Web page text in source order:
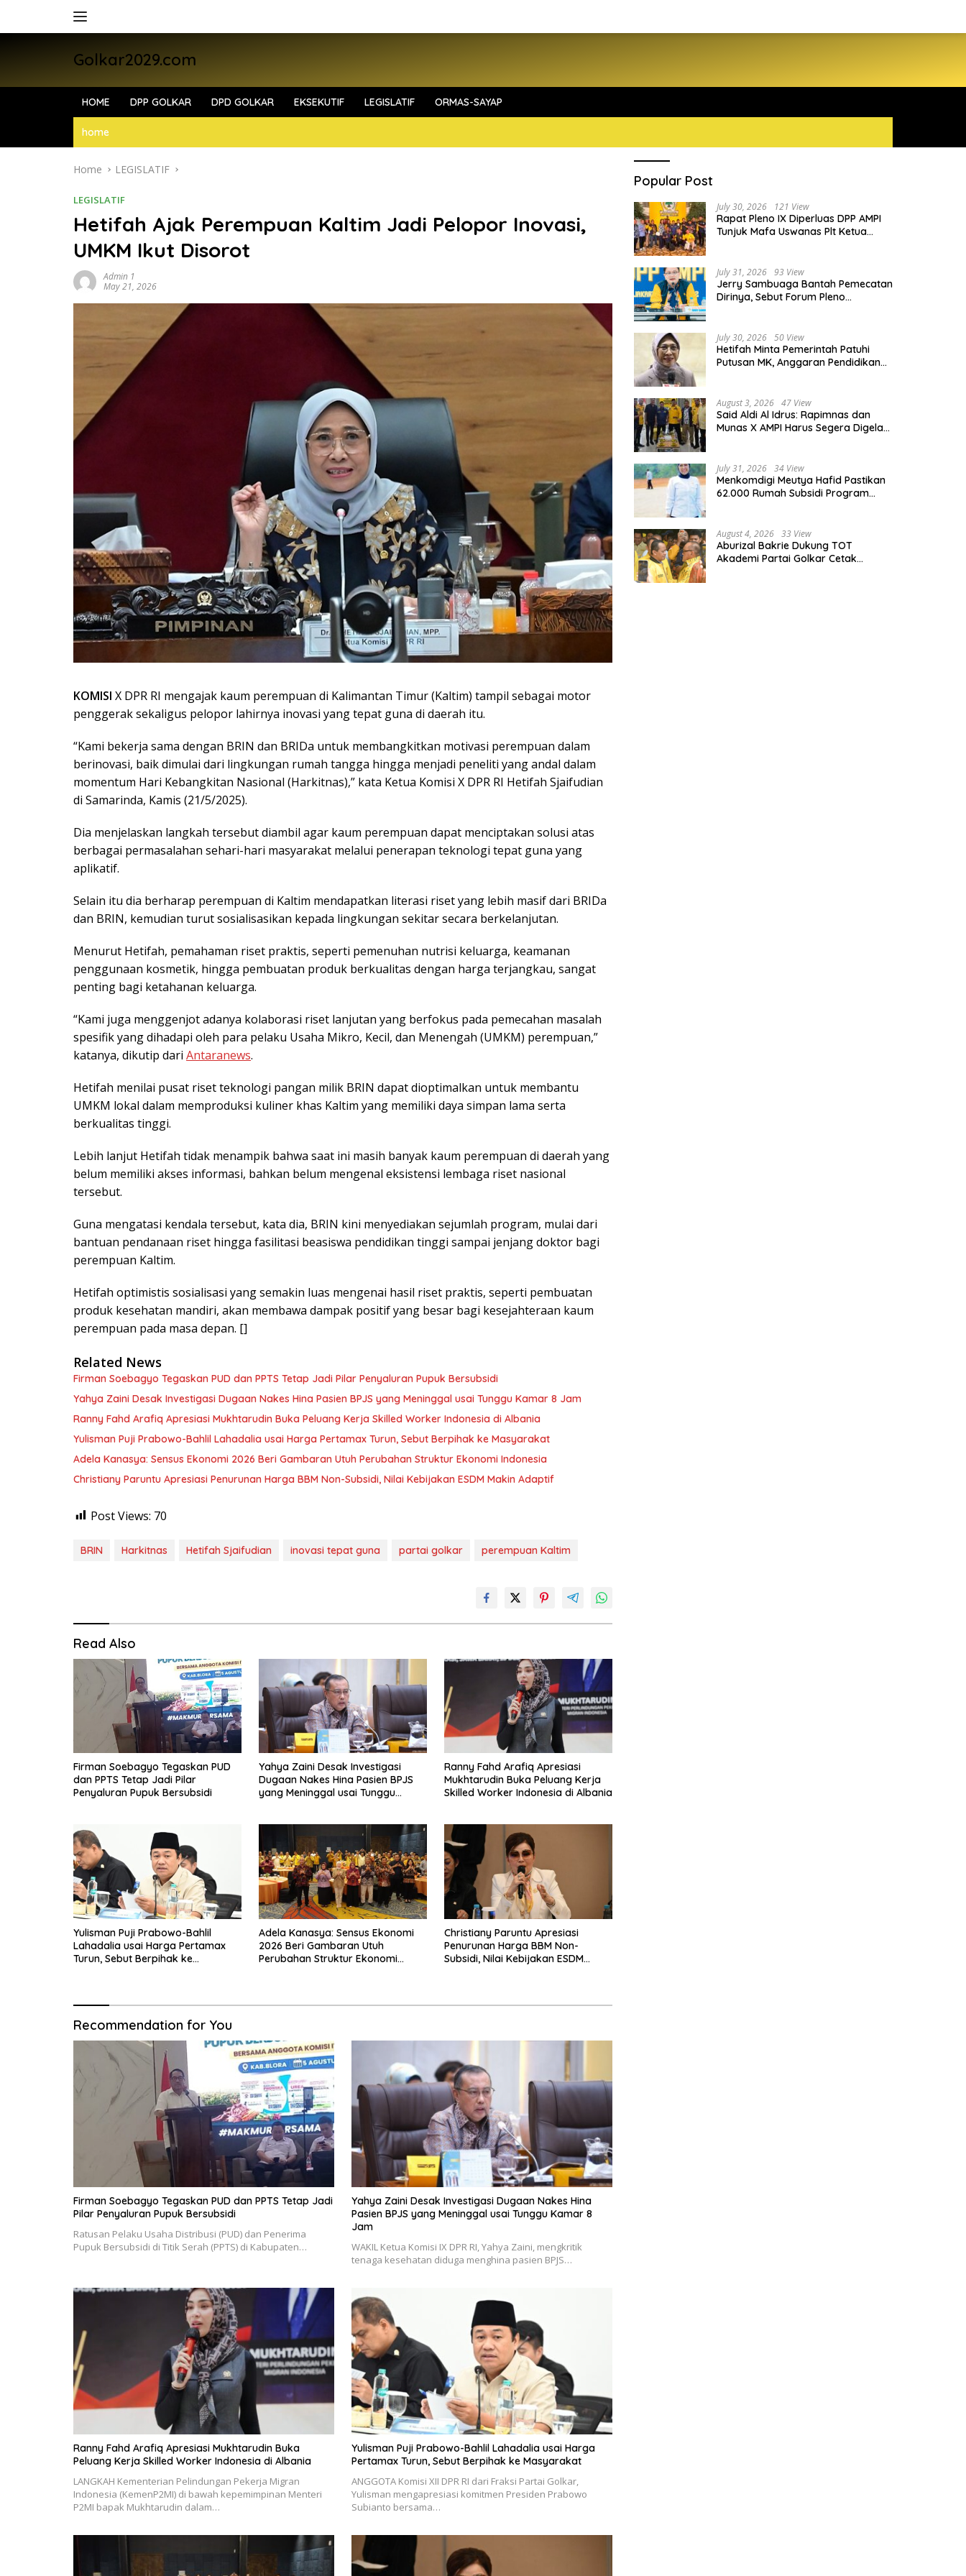
Golkar2029.com
HOME DPP GOLKAR DPD GOLKAR EKSEKUTIF LEGISLATIF ORMAS-SAYAP
home
Home LEGISLATIF
LEGISLATIF
Hetifah Ajak Perempuan Kaltim Jadi Pelopor Inovasi,
UMKM Ikut Disorot
Admin 1
May 21, 2026
KOMISI X DPR RI mengajak kaum perempuan di Kalimantan Timur (Kaltim) tampil sebagai motor
penggerak sekaligus pelopor lahirnya inovasi yang tepat guna di daerah itu.
“Kami bekerja sama dengan BRIN dan BRIDa untuk membangkitkan motivasi perempuan dalam
berinovasi, baik dimulai dari lingkungan rumah tangga hingga menjadi peneliti yang andal dalam
momentum Hari Kebangkitan Nasional (Harkitnas),” kata Ketua Komisi X DPR RI Hetifah Sjaifudian
di Samarinda, Kamis (21/5/2025).
Dia menjelaskan langkah tersebut diambil agar kaum perempuan dapat menciptakan solusi atas
berbagai permasalahan sehari-hari masyarakat melalui penerapan teknologi tepat guna yang
aplikatif.
Selain itu dia berharap perempuan di Kaltim mendapatkan literasi riset yang lebih masif dari BRIDa
dan BRIN, kemudian turut sosialisasikan kepada lingkungan sekitar secara berkelanjutan.
Menurut Hetifah, pemahaman riset praktis, seperti pemenuhan nutrisi keluarga, keamanan
penggunaan kosmetik, hingga pembuatan produk berkualitas dengan harga terjangkau, sangat
penting bagi ketahanan keluarga.
“Kami juga menggenjot adanya kolaborasi riset lanjutan yang berfokus pada pemecahan masalah
spesifik yang dihadapi oleh para pelaku Usaha Mikro, Kecil, dan Menengah (UMKM) perempuan,”
katanya, dikutip dari Antaranews.
Hetifah menilai pusat riset teknologi pangan milik BRIN dapat dioptimalkan untuk membantu
UMKM lokal dalam memproduksi kuliner khas Kaltim yang memiliki daya simpan lama serta
berkualitas tinggi.
Lebih lanjut Hetifah tidak menampik bahwa saat ini masih banyak kaum perempuan di daerah yang
belum memiliki akses informasi, bahkan belum mengenal eksistensi lembaga riset nasional
tersebut.
Guna mengatasi kendala tersebut, kata dia, BRIN kini menyediakan sejumlah program, mulai dari
bantuan pendanaan riset hingga fasilitasi beasiswa pendidikan tinggi sampai jenjang doktor bagi
perempuan Kaltim.
Hetifah optimistis sosialisasi yang semakin luas mengenai hasil riset praktis, seperti pembuatan
produk kesehatan mandiri, akan membawa dampak positif yang besar bagi kesejahteraan kaum
perempuan pada masa depan. []
Related News
Firman Soebagyo Tegaskan PUD dan PPTS Tetap Jadi Pilar Penyaluran Pupuk Bersubsidi
Yahya Zaini Desak Investigasi Dugaan Nakes Hina Pasien BPJS yang Meninggal usai Tunggu Kamar 8 Jam
Ranny Fahd Arafiq Apresiasi Mukhtarudin Buka Peluang Kerja Skilled Worker Indonesia di Albania
Yulisman Puji Prabowo-Bahlil Lahadalia usai Harga Pertamax Turun, Sebut Berpihak ke Masyarakat
Adela Kanasya: Sensus Ekonomi 2026 Beri Gambaran Utuh Perubahan Struktur Ekonomi Indonesia
Christiany Paruntu Apresiasi Penurunan Harga BBM Non-Subsidi, Nilai Kebijakan ESDM Makin Adaptif
Post Views: 70
BRIN Harkitnas Hetifah Sjaifudian inovasi tepat guna partai golkar perempuan Kaltim
Read Also
Firman Soebagyo Tegaskan PUD
dan PPTS Tetap Jadi Pilar
Penyaluran Pupuk Bersubsidi
Yahya Zaini Desak Investigasi
Dugaan Nakes Hina Pasien BPJS
yang Meninggal usai Tunggu
Ranny Fahd Arafiq Apresiasi
Mukhtarudin Buka Peluang Kerja
Skilled Worker Indonesia di Albania
Yulisman Puji Prabowo-Bahlil
Lahadalia usai Harga Pertamax
Turun, Sebut Berpihak ke
Adela Kanasya: Sensus Ekonomi
2026 Beri Gambaran Utuh
Perubahan Struktur Ekonomi
Christiany Paruntu Apresiasi
Penurunan Harga BBM Non-
Subsidi, Nilai Kebijakan ESDM
Recommendation for You
Firman Soebagyo Tegaskan PUD dan PPTS Tetap Jadi
Pilar Penyaluran Pupuk Bersubsidi
Ratusan Pelaku Usaha Distribusi (PUD) dan Penerima
Pupuk Bersubsidi di Titik Serah (PPTS) di Kabupaten…
Yahya Zaini Desak Investigasi Dugaan Nakes Hina
Pasien BPJS yang Meninggal usai Tunggu Kamar 8
Jam
WAKIL Ketua Komisi IX DPR RI, Yahya Zaini, mengkritik
tenaga kesehatan diduga menghina pasien BPJS…
Ranny Fahd Arafiq Apresiasi Mukhtarudin Buka
Peluang Kerja Skilled Worker Indonesia di Albania
LANGKAH Kementerian Pelindungan Pekerja Migran
Indonesia (KemenP2MI) di bawah kepemimpinan Menteri
P2MI bapak Mukhtarudin dalam…
Yulisman Puji Prabowo-Bahlil Lahadalia usai Harga
Pertamax Turun, Sebut Berpihak ke Masyarakat
ANGGOTA Komisi XII DPR RI dari Fraksi Partai Golkar,
Yulisman mengapresiasi komitmen Presiden Prabowo
Subianto bersama…
Popular Post
July 30, 2026 121 View
Rapat Pleno IX Diperluas DPP AMPI
Tunjuk Mafa Uswanas Plt Ketua
July 31, 2026 93 View
Jerry Sambuaga Bantah Pemecatan
Dirinya, Sebut Forum Pleno
July 30, 2026 50 View
Hetifah Minta Pemerintah Patuhi
Putusan MK, Anggaran Pendidikan
August 3, 2026 47 View
Said Aldi Al Idrus: Rapimnas dan
Munas X AMPI Harus Segera Digelar
July 31, 2026 34 View
Menkomdigi Meutya Hafid Pastikan
62.000 Rumah Subsidi Program
August 4, 2026 33 View
Aburizal Bakrie Dukung TOT
Akademi Partai Golkar Cetak